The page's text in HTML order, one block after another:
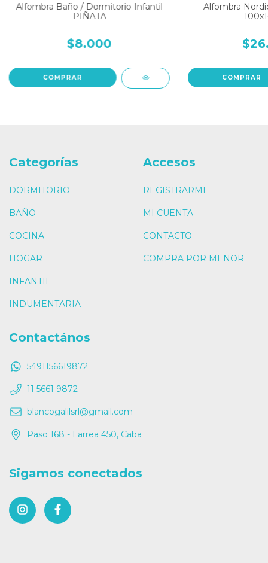
Alfombra Baño / Dormitorio Infantil
PIÑATA
$8.000
COMPRAR
Alfombra
COMPRAR
Categorías
DORMITORIO
BAÑO
COCINA
HOGAR
INFANTIL
INDUMENTARIA
Accesos
REGISTRARME
MI CUENTA
CONTACTO
COMPRA POR MENOR
Contactános
5491156619872
11 5661 9872
blancogalilsrl@gmail.com
Paso 168 - Larrea 450, Caba
Sigamos conectados